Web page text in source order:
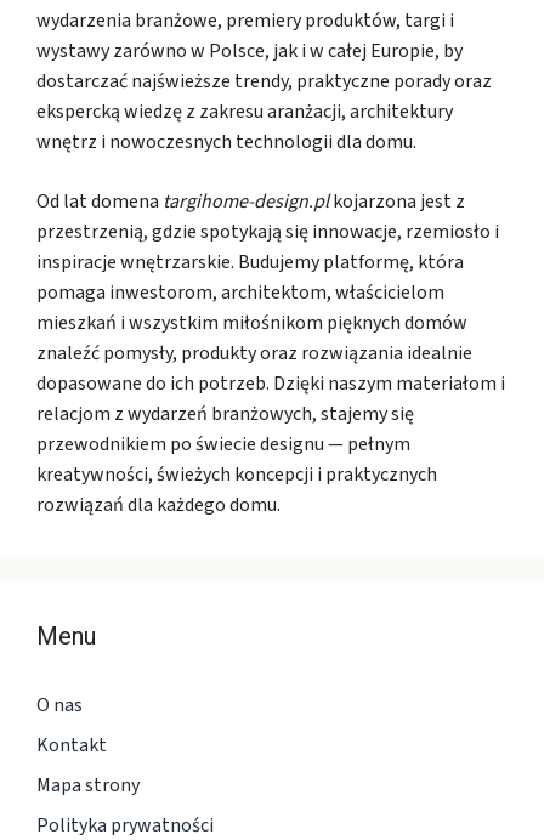
wydarzenia branżowe, premiery produktów, targi i
wystawy zarówno w Polsce, jak i w całej Europie, by
dostarczać najświeższe trendy, praktyczne porady oraz
ekspercką wiedzę z zakresu aranżacji, architektury
wnętrz i nowoczesnych technologii dla domu.
Od lat domena targihome-design.plkojarzona jest z
przestrzenią, gdzie spotykają się innowacje, rzemiosło i
inspiracje wnętrzarskie. Budujemy platformę, która
pomaga inwestorom, architektom, właścicielom
mieszkań i wszystkim miłośnikom pięknych domów
znaleźć pomysły, produkty oraz rozwiązania idealnie
dopasowane do ich potrzeb. Dzięki naszym materiałom i
relacjom z wydarzeń branżowych, stajemy się
przewodnikiem po świecie designu — pełnym
kreatywności, świeżych koncepcji i praktycznych
rozwiązań dla każdego domu.
Menu
O nas
Kontakt
Mapa strony
Polityka prywatności